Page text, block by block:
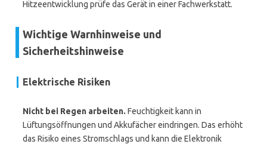
Hitzeentwicklung prüfe das Gerät in einer Fachwerkstatt.
Wichtige Warnhinweise und
Sicherheitshinweise
Elektrische Risiken
Nicht bei Regen arbeiten. Feuchtigkeit kann in
Lüftungsöffnungen und Akkufächer eindringen. Das erhöht
das Risiko eines Stromschlags und kann die Elektronik